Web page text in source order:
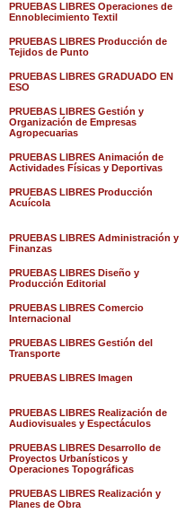
PRUEBAS LIBRES Operaciones de
Ennoblecimiento Textil
PRUEBAS LIBRES Producción de
Tejidos de Punto
PRUEBAS LIBRES GRADUADO EN
ESO
PRUEBAS LIBRES Gestión y
Organización de Empresas
Agropecuarias
PRUEBAS LIBRES Animación de
Actividades Físicas y Deportivas
PRUEBAS LIBRES Producción
Acuícola
PRUEBAS LIBRES Administración y
Finanzas
PRUEBAS LIBRES Diseño y
Producción Editorial
PRUEBAS LIBRES Comercio
Internacional
PRUEBAS LIBRES Gestión del
Transporte
PRUEBAS LIBRES Imagen
PRUEBAS LIBRES Realización de
Audiovisuales y Espectáculos
PRUEBAS LIBRES Desarrollo de
Proyectos Urbanísticos y
Operaciones Topográficas
PRUEBAS LIBRES Realización y
Planes de Obra